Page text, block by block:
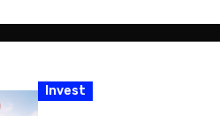
Invest